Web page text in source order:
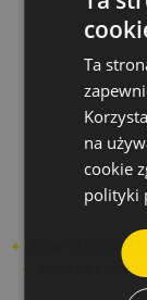
dodaj do listy
dodaj do
Ta
na
cookie
polityki